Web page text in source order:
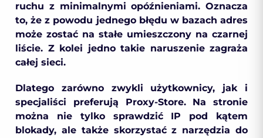
ruchu z minimalnymi opóźnieniami. Oznacza
to, że z powodu jednego błędu w bazach adres
może zostać na stałe umieszczony na czarnej
liście. Z kolei jedno takie naruszenie zagraża
całej sieci.
Dlatego zarówno zwykli użytkownicy, jak i
specjaliści preferują Proxy-Store. Na stronie
można nie tylko sprawdzić IP pod kątem
blokady, ale także skorzystać z narzędzia do